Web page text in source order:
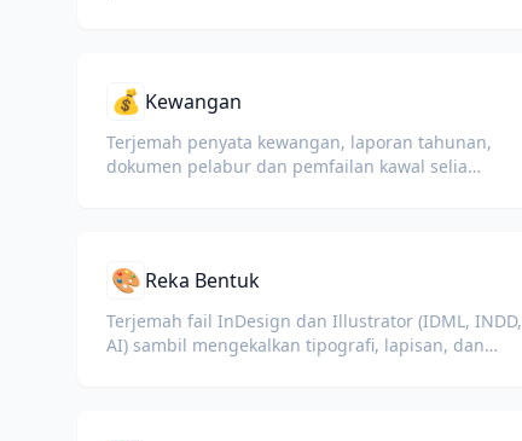
💰 Kewangan
Terjemah penyata kewangan, laporan tahunan,
dokumen pelabur dan pemfailan kawal selia
🎨 Reka Bentuk
Terjemah fail InDesign dan Illustrator (IDML, INDD,
AI) sambil mengekalkan tipografi, lapisan, dan